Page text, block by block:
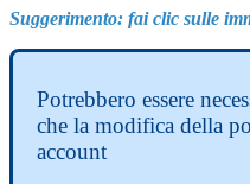
Suggerimento: fai clic sulle
Potrebbero essere
che la modifica della
account